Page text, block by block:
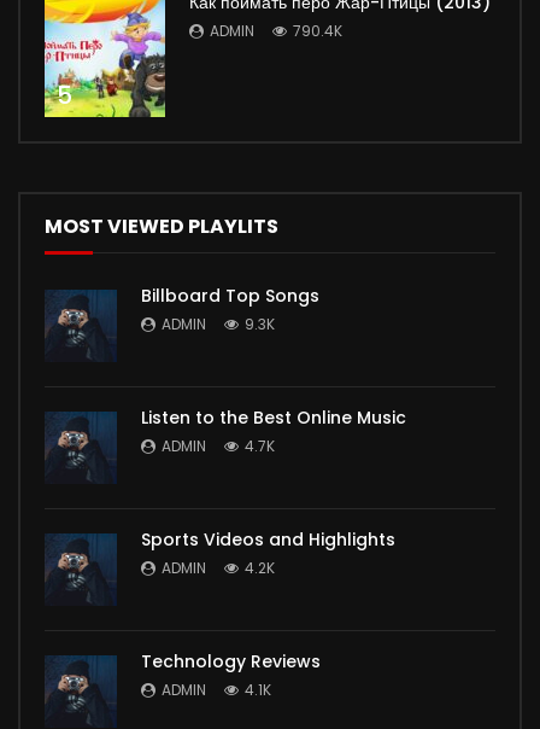
5
ADMIN 790.4K
MOST VIEWED PLAYLITS
Billboard Top Songs
ADMIN 9.3K
Listen to the Best Online Music
ADMIN 4.7K
Sports Videos and Highlights
ADMIN 4.2K
Technology Reviews
ADMIN 4.1K